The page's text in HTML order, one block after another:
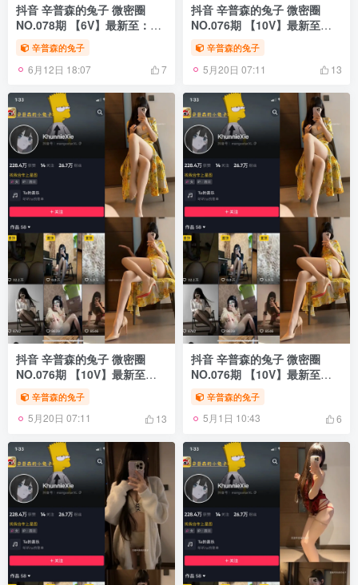
抖音 辛普森的兔子 微密圈
NO.078期 【6V】最新至：
2025.4.20
辛普森的兔子
6月12日 18:07 7
抖音 辛普森的兔子 微密圈
NO.076期 【10V】最新至：
2025.4.7
辛普森的兔子
5月20日 07:11 13
抖音 辛普森的兔子 微密圈
NO.076期 【10V】最新至：
2025.4.7
辛普森的兔子
5月20日 07:11 13
抖音 辛普森的兔子 微密圈
NO.076期 【10V】最新至：
2025.4.7
辛普森的兔子
5月1日 10:43 6